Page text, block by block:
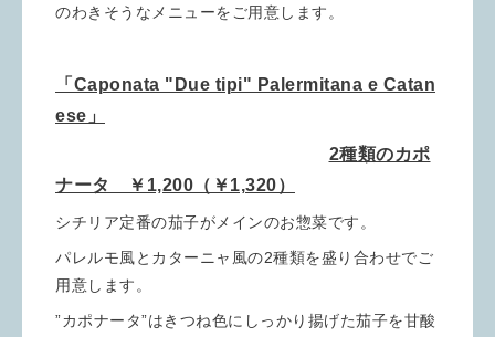
のわきそうなメニューをご用意します。
「Caponata "Due tipi" Palermitana e Catan
ese」
2種類のカポ
ナータ ￥1,200（￥1,320）
シチリア定番の茄子がメインのお惣菜です。
パレルモ風とカターニャ風の2種類を盛り合わせでご
用意します。
”カポナータ”はきつね色にしっかり揚げた茄子を甘酸